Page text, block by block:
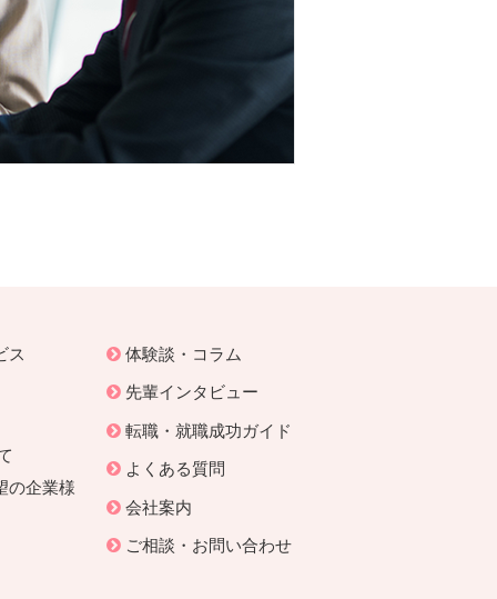
ス
の企業様
体験談・コラム
先輩インタビュー
転職・就職成功ガイド
よくある質問
会社案内
ご相談・お問い合わせ